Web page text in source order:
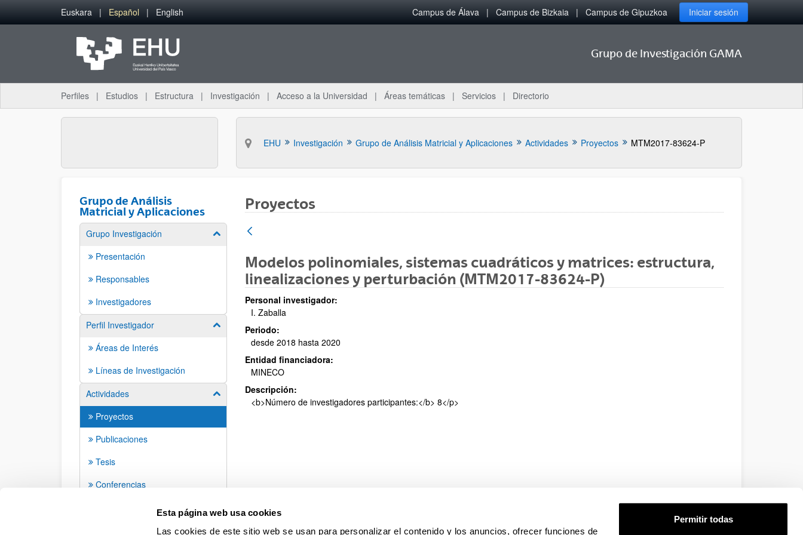
Esta página web usa cookies
Las cookies de este sitio web se usan para personalizar el contenido y los anuncios, ofrecer funciones de
Permitir todas
Saltar al contenido principal
Euskara Español English Campus de Álava Campus de Bizkaia Campus de Gipuzkoa Iniciar sesión
Grupo de Investigación GAMA
Perfiles Estudios Estructura Investigación Acceso a la Universidad Áreas temáticas Servicios Directorio
EHU Investigación Grupo de Análisis Matricial y Aplicaciones Actividades Proyectos MTM2017-83624-P
Grupo de Análisis
Matricial y Aplicaciones
Grupo Investigación Mostrar/ocultar subpáginas
Presentación
Responsables
Investigadores
Perfil Investigador
Mostrar/ocultar subpáginas
Áreas de Interés
Líneas de Investigación
Actividades
Mostrar/ocultar subpáginas
Proyectos
Publicaciones
Tesis
Conferencias
Proyectos
Modelos polinomiales, sistemas cuadráticos y matrices: estructura,
linealizaciones y perturbación (MTM2017-83624-P)
Personal investigador:
I. Zaballa
Periodo:
desde 2018 hasta 2020
Entidad financiadora:
MINECO
Descripción:
<b>Número de investigadores participantes:</b> 8</p>